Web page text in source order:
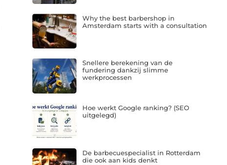
Why the best barbershop in
Amsterdam starts with a consultation
Snellere berekening van de
fundering dankzij slimme
werkprocessen
Hoe werkt Google ranking? (SEO
uitgelegd)
De barbecuespecialist in Rotterdam
die ook aan kids denkt